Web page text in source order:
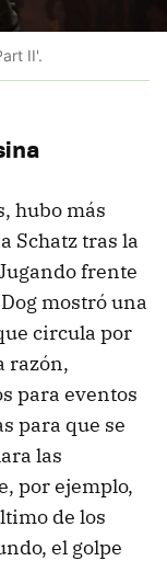
II'.
hubo más
Schatz tras la
frente
mostró una
circula por
razón,
para eventos
para que se
las
por ejemplo,
de los
el golpe